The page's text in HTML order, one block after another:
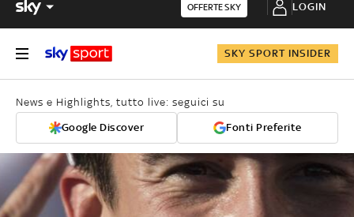
OFFERTE SKY LOGIN
SKY SPORT INSIDER
News e Highlights, tutto live: seguici su
Google Discover Fonti Preferite